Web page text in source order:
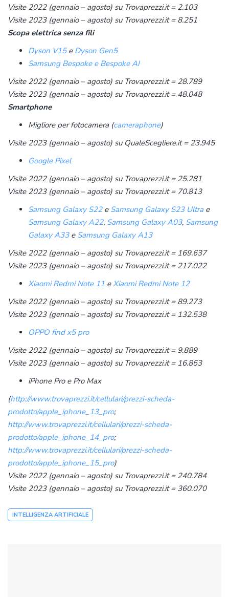
Visite 2022 (gennaio – agosto) su Trovaprezzi.it = 2.103
Visite 2023 (gennaio – agosto) su Trovaprezzi.it = 8.251
Scopa elettrica senza fili
Dyson V15e Dyson Gen5
Samsung Bespoke e Bespoke AI
Visite 2022 (gennaio – agosto) su Trovaprezzi.it = 28.789
Visite 2023 (gennaio – agosto) su Trovaprezzi.it = 48.048
Smartphone
Migliore per fotocamera (cameraphone)
Visite 2023 (gennaio – agosto) su QualeScegliere.it = 23.945
Google Pixel
Visite 2022 (gennaio – agosto) su Trovaprezzi.it = 25.281
Visite 2023 (gennaio – agosto) su Trovaprezzi.it = 70.813
Samsung Galaxy S22e Samsung Galaxy S23 Ultra e
Samsung Galaxy A22, Samsung Galaxy A03, Samsung
Galaxy A33e Samsung Galaxy A13
Visite 2022 (gennaio – agosto) su Trovaprezzi.it = 169.637
Visite 2023 (gennaio – agosto) su Trovaprezzi.it = 217.022
Xiaomi Redmi Note 11 eXiaomi Redmi Note 12
Visite 2022 (gennaio – agosto) su Trovaprezzi.it = 89.273
Visite 2023 (gennaio – agosto) su Trovaprezzi.it = 132.538
OPPO find x5 pro
Visite 2022 (gennaio – agosto) su Trovaprezzi.it = 9.889
Visite 2023 (gennaio – agosto) su Trovaprezzi.it = 16.853
iPhone Pro e Pro Max
(http://www.trovaprezzi.it/cellulari/prezzi-scheda-
prodotto/apple_iphone_13_pro;
http://www.trovaprezzi.it/cellulari/prezzi-scheda-
prodotto/apple_iphone_14_pro;
http://www.trovaprezzi.it/cellulari/prezzi-scheda-
prodotto/apple_iphone_15_pro)
Visite 2022 (gennaio – agosto) su Trovaprezzi.it = 240.784
Visite 2023 (gennaio – agosto) su Trovaprezzi.it = 360.070
INTELLIGENZA ARTIFICIALE